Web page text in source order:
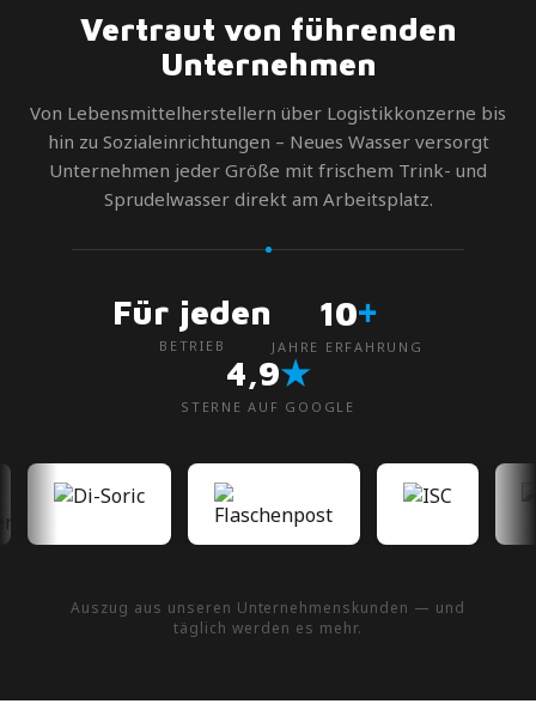
Vertraut von führenden
Unternehmen
Von Lebensmittelherstellern über Logistikkonzerne bis
hin zu Sozialeinrichtungen – Neues Wasser versorgt
Unternehmen jeder Größe mit frischem Trink- und
Sprudelwasser direkt am Arbeitsplatz.
Für jeden
BETRIEB
10+
JAHRE ERFAHRUNG
4,9★
STERNE AUF GOOGLE
Auszug aus unseren Unternehmenskunden — und
täglich werden es mehr.